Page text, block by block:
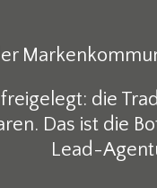
die
Das ist die
Lead-